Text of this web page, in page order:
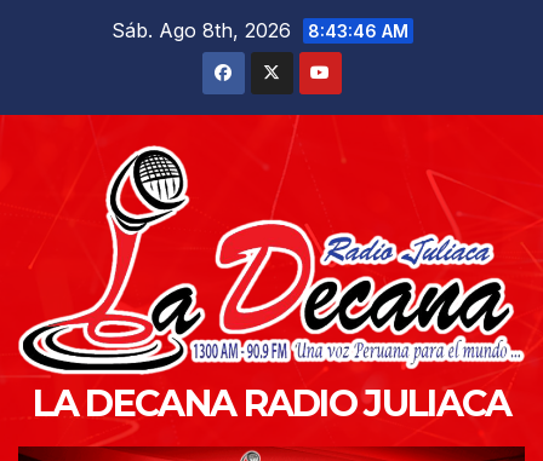
Sáb. Ago 8th, 2026 8:43:47 AM
LA DECANA RADIO JULIACA